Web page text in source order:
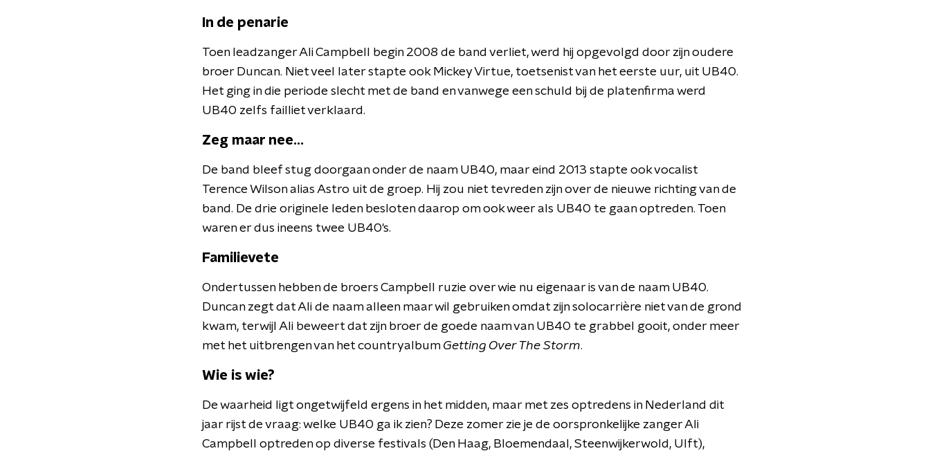
In de penarie
Toen leadzanger Ali Campbell begin 2008 de band verliet, werd hij opgevolgd door zijn oudere
broer Duncan. Niet veel later stapte ook Mickey Virtue, toetsenist van het eerste uur, uit UB40.
Het ging in die periode slecht met de band en vanwege een schuld bij de platenfirma werd
UB40 zelfs failliet verklaard.
Zeg maar nee...
De band bleef stug doorgaan onder de naam UB40, maar eind 2013 stapte ook vocalist
Terence Wilson alias Astro uit de groep. Hij zou niet tevreden zijn over de nieuwe richting van de
band. De drie originele leden besloten daarop om ook weer als UB40 te gaan optreden. Toen
waren er dus ineens twee UB40's.
Familievete
Ondertussen hebben de broers Campbell ruzie over wie nu eigenaar is van de naam UB40.
Duncan zegt dat Ali de naam alleen maar wil gebruiken omdat zijn solocarrière niet van de grond
kwam, terwijl Ali beweert dat zijn broer de goede naam van UB40 te grabbel gooit, onder meer
met het uitbrengen van het countryalbum Getting Over The Storm.
Wie is wie?
De waarheid ligt ongetwijfeld ergens in het midden, maar met zes optredens in Nederland dit
jaar rijst de vraag: welke UB40 ga ik zien? Deze zomer zie je de oorspronkelijke zanger Ali
Campbell optreden op diverse festivals (Den Haag, Bloemendaal, Steenwijkerwold, Ulft),